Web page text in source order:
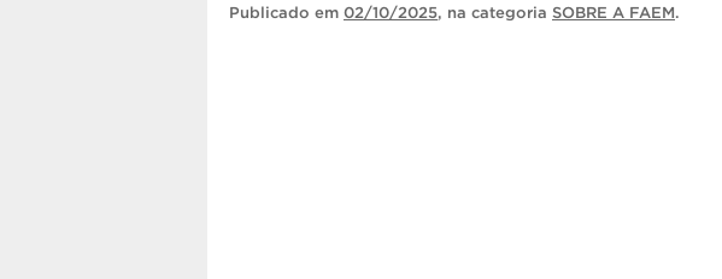
Publicado em 02/10/2025, na categoria SOBRE A FAEM.